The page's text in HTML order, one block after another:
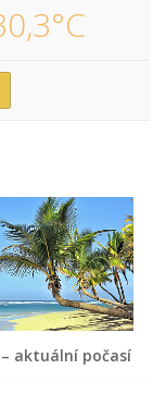
aktuální počasí